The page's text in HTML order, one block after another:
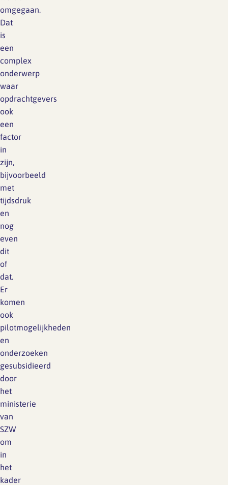
omgegaan.
Dat
is
een
complex
onderwerp
waar
opdrachtgevers
ook
een
factor
in
zijn,
bijvoorbeeld
met
tijdsdruk
en
nog
even
dit
of
dat.
Er
komen
ook
pilotmogelijkheden
en
onderzoeken
gesubsidieerd
door
het
ministerie
van
SZW
om
in
het
kader